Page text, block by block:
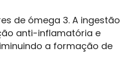
de ómega 3. A ingestão
anti-inflamatória e
a formação de